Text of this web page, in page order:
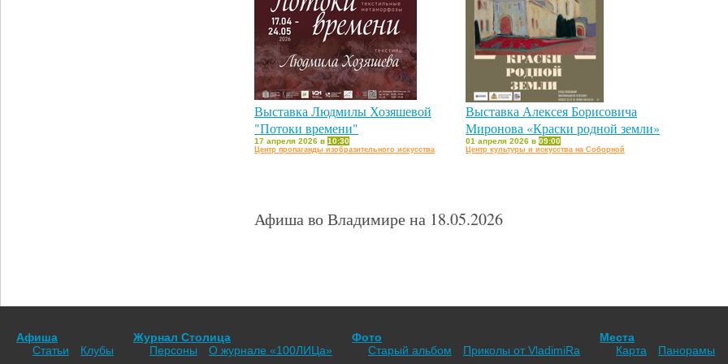
Выставка Людмилы Хозяшевой
"Потоки времени"
17 апреля 2026 в 10:30
Центр пропаганды изобразительного искусства
Выставка Алексея Борисовича
Миронова «Краски родной земли»
01 апреля 2026 в 09:00
Центр культуры и искусства на Соборной
Афиша во Владимире на 18.05.2026
Афиша
Статьи
Клубы
Журнал Столица
Персоны
О журнале «100ЛИЦа»
Фото
Старый альбом
Приколы от VladimiRа
Места
Карта
Панорамы